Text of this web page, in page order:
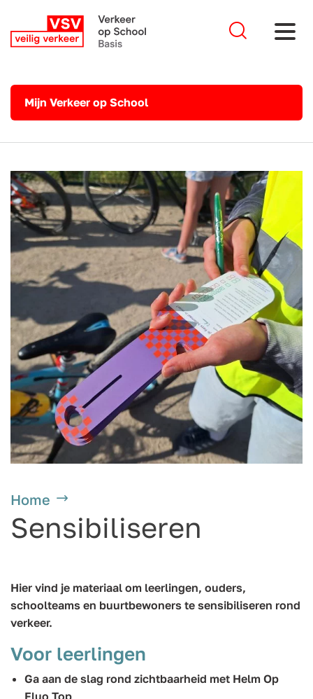
Mijn Verkeer op School
Home
Sensibiliseren
Hier vind je materiaal om leerlingen, ouders,
schoolteams en buurtbewoners te sensibiliseren rond
verkeer.
Voor leerlingen
Ga aan de slag rond zichtbaarheid met Helm Op
Fluo Top